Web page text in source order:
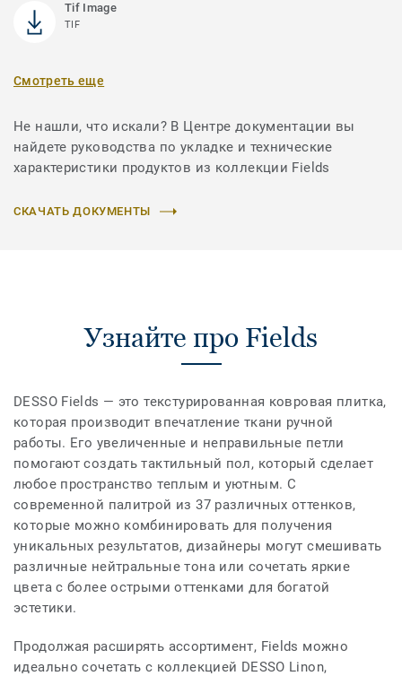
Tif Image
TIF
Смотреть еще
Не нашли, что искали? В Центре документации вы
найдете руководства по укладке и технические
характеристики продуктов из коллекции Fields
СКАЧАТЬ ДОКУМЕНТЫ
Узнайте про Fields
DESSO Fields — это текстурированная ковровая плитка,
которая производит впечатление ткани ручной
работы. Его увеличенные и неправильные петли
помогают создать тактильный пол, который сделает
любое пространство теплым и уютным. С
современной палитрой из 37 различных оттенков,
которые можно комбинировать для получения
уникальных результатов, дизайнеры могут смешивать
различные нейтральные тона или сочетать яркие
цвета с более острыми оттенками для богатой
эстетики.
Продолжая расширять ассортимент, Fields можно
идеально сочетать с коллекцией DESSO Linon,